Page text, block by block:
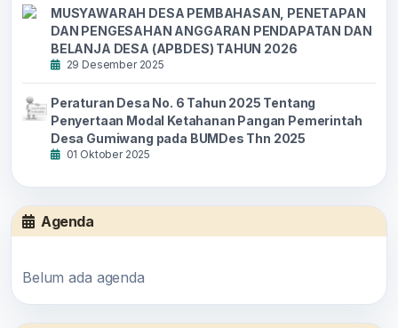
MUSYAWARAH DESA PEMBAHASAN, PENETAPAN
DAN PENGESAHAN ANGGARAN PENDAPATAN DAN
BELANJA DESA (APBDES) TAHUN 2026
29 Desember 2025
Peraturan Desa No. 6 Tahun 2025 Tentang
Penyertaan Modal Ketahanan Pangan Pemerintah
Desa Gumiwang pada BUMDes Thn 2025
01 Oktober 2025
Agenda
Belum ada agenda